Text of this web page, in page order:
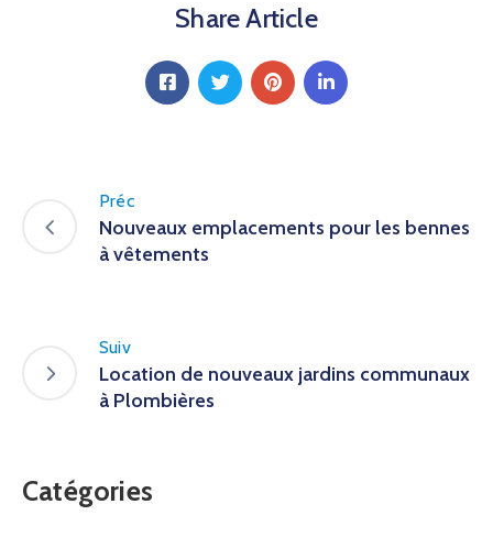
Share Article
Préc
Nouveaux emplacements pour les bennes
à vêtements
Suiv
Location de nouveaux jardins communaux
à Plombières
Catégories